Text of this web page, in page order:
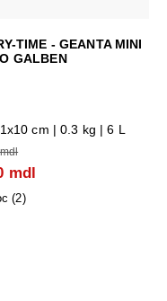
TIME - GEANTA MINI
GALBEN
cm | 0.3 kg | 6 L
mdl
(2)